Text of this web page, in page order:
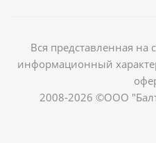
Вся представленная
информационный
2008-2026 ©ООО